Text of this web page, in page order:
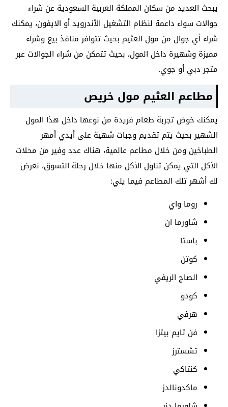
يبحث العديد من سكان المملكة العربية السعودية عن شراء
جوالات سواء داعمة لنظام التشغيل الأندرويد أو الايفون، يمكنك
شراء أي جوال من مول العثيم بحيث تتوافر منافذ بيع وشراء
مميزة وشهيرة داخل المول، بحيث تتمكن من شراء الجوالات عبر
متجر دبي أو جوي.
مطاعم العثيم مول خريص
يمكنك خوض تجربة طعام فريدة من نوعها داخل هذا المول
الشهير بحيث يتم تقديم وجبات شهية على أيدي أمهر
الطباخين ومن خلال مطاعم عالمية، هناك عدد وفير من محلات
الأكل التي يمكن تناول الأكل منها خلال رحلة التسوق، نعرض
لك أشهر تلك المطاعم فيما يلي:
روما واي
شاورما ان
باستا
كوتن
الصاج الريفي
كودو
هرفي
فن تايم بيتزا
تشسترز
كنتاكي
ماكدونالدز